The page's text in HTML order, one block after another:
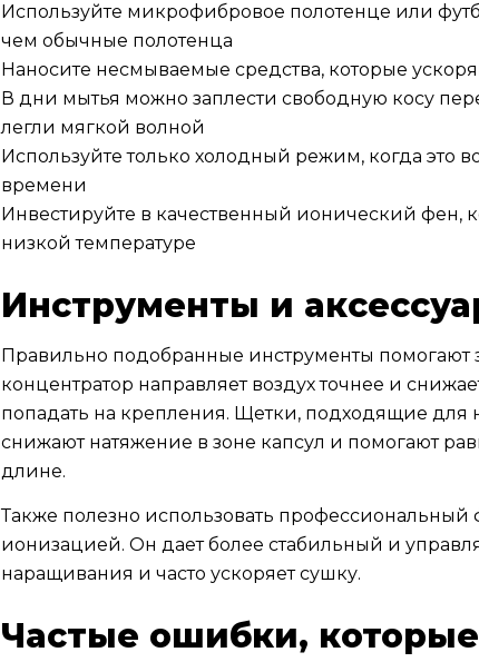
Используйте микрофибровое полотенце или
чем обычные полотенца
Наносите несмываемые средства, которые
В дни мытья можно заплести свободную косу
легли мягкой волной
Используйте только холодный режим, когда это
времени
Инвестируйте в качественный ионический фен,
низкой температуре
Инструменты и
Правильно подобранные инструменты помогают
концентратор направляет воздух точнее и
попадать на крепления. Щетки, подходящие
снижают натяжение в зоне капсул и помогают
длине.
Также полезно использовать
ионизацией. Он дает более стабильный и
наращивания и часто ускоряет сушку.
Частые ошибки,